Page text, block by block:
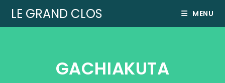
LE GRAND CLOS MENU
GACHIAKUTA